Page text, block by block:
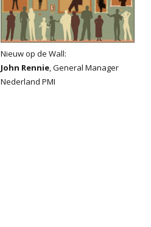
Nieuw op de Wall:
John Rennie, General Manager
Nederland PMI